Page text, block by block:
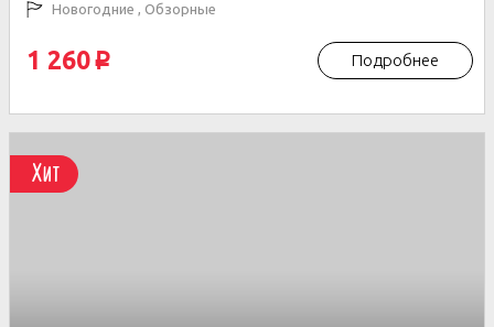
Новогодние , Обзорные
1 260 p Подробнее
Хит